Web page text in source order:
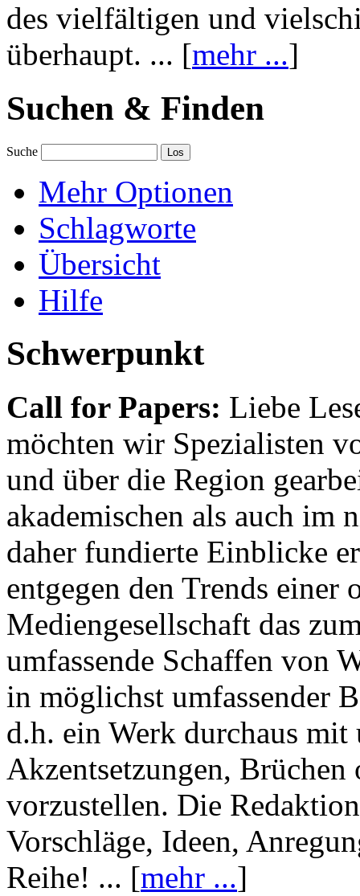
des vielfältigen und
überhaupt. ... [mehr ...]
Suchen & Finden
Suche
Mehr Optionen
Schlagworte
Übersicht
Hilfe
Schwerpunkt
Call for Papers: Liebe
möchten wir Spezialisten
und über die Region
akademischen als auch im
daher fundierte Einblicke
entgegen den Trends einer
Mediengesellschaft das
umfassende Schaffen von
in möglichst umfassender
d.h. ein Werk durchaus mit
Akzentsetzungen, Brüchen
vorzustellen. Die
Vorschläge, Ideen,
Reihe! ... [mehr ...]